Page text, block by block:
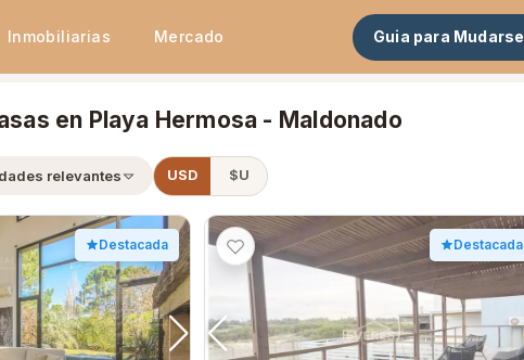
Inmobiliarias Mercado Guia para Mudarse
en Playa Hermosa - Maldonado
relevantes USD $U
Destacada Destacada